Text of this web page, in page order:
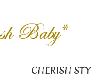
CHERISH